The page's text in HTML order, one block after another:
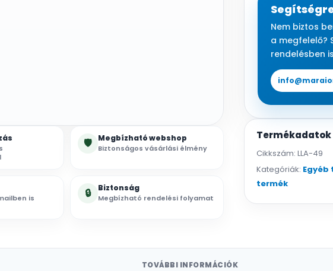
🛡 Megbízható webshop
Biztonságos vásárlási élmény
is
🔒 Biztonság
Megbízható rendelési folyamat
Nem biztos
a megfelelő?
rendelésben
Termékadatok
Cikkszám: LLA-49
Kategóriák: Egyéb
termék
TOVÁBBI INFORMÁCIÓK